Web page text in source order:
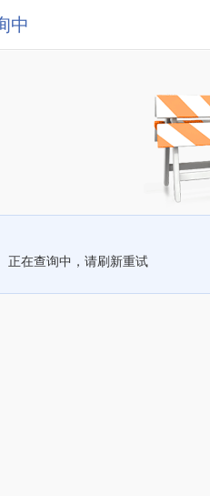
中
正在查询中，请刷新重试